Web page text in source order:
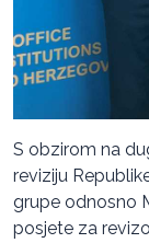
S obzirom na
reviziju
grupe odnosno
posjete za